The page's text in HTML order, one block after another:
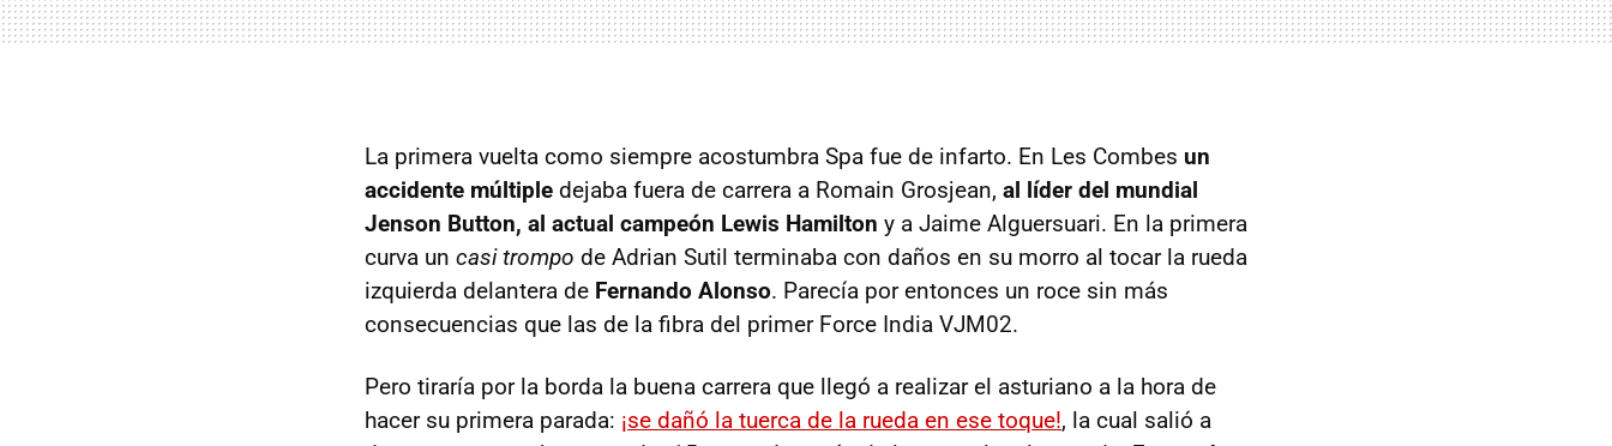
La primera vuelta como siempre acostumbra Spa fue de infarto. En Les Combes un
accidente múltiple dejaba fuera de carrera a Romain Grosjean, al líder del mundial
Jenson Button, al actual campeón Lewis Hamilton y a Jaime Alguersuari. En la primera
curva un casi trompo de Adrian Sutil terminaba con daños en su morro al tocar la rueda
izquierda delantera de Fernando Alonso. Parecía por entonces un roce sin más
consecuencias que las de la fibra del primer Force India VJM02.
Pero tiraría por la borda la buena carrera que llegó a realizar el asturiano a la hora de
hacer su primera parada: ¡se dañó la tuerca de la rueda en ese toque!, la cual salió a